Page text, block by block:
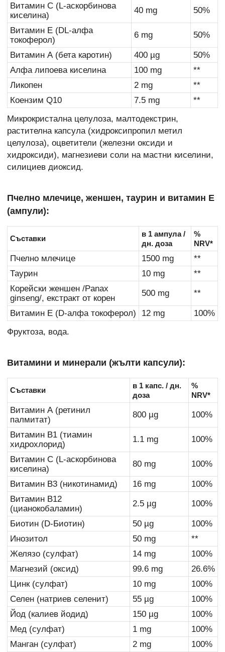
Витамин С (L-аскорбинова
киселина)
40 mg 50%
Витамин Е (DL-алфа
токоферол)
6 mg 50%
Витамин А (бета каротин) 400 µg
50%
Алфа липоева киселина
100 mg
**
Ликопен
2 mg
**
Коензим Q10
7.5 mg
**
Микрокристална целулоза, малтодекстрин,
растителна капсула (хидроксипропил метил
целулоза), оцветители (железни оксиди и
хидроксиди), магнезиеви соли на мастни киселини,
силициев диоксид.
Пчелно млечице, женшен, таурин и витамин Е
(ампули):
Съставки
в 1 ампула /
дн. доза
%
NRV*
Пчелно млечице 1500 mg
**
Таурин
10 mg
**
Корейски женшен /Panax
ginseng/, екстракт от корен
500 mg **
Витамин Е (D-алфа токоферол) 12 mg
100%
Фруктоза, вода.
Витамини и минерали (жълти капсули):
Съставки
в 1 капс. / дн.
доза
%
NRV*
Витамин А (ретинил
палмитат)
800 µg 100%
Витамин В1 (тиамин
хидрохлорид)
1.1 mg 100%
Витамин С (L-аскорбинова
киселина)
80 mg 100%
Витамин В3 (никотинамид) 16 mg
100%
Витамин В12
(цианокобаламин)
2.5 µg 100%
Биотин (D-Биотин) 50 µg
100%
Инозитол
50 mg
**
Желязо (сулфат)
14 mg
100%
Магнезий (оксид)
99.6 mg
26.6%
Цинк (сулфат)
10 mg
100%
Селен (натриев селенит)
55 µg
100%
Йод (калиев йодид)
150 µg
100%
Мед (сулфат)
1 mg
100%
Манган (сулфат)
2 mg
100%